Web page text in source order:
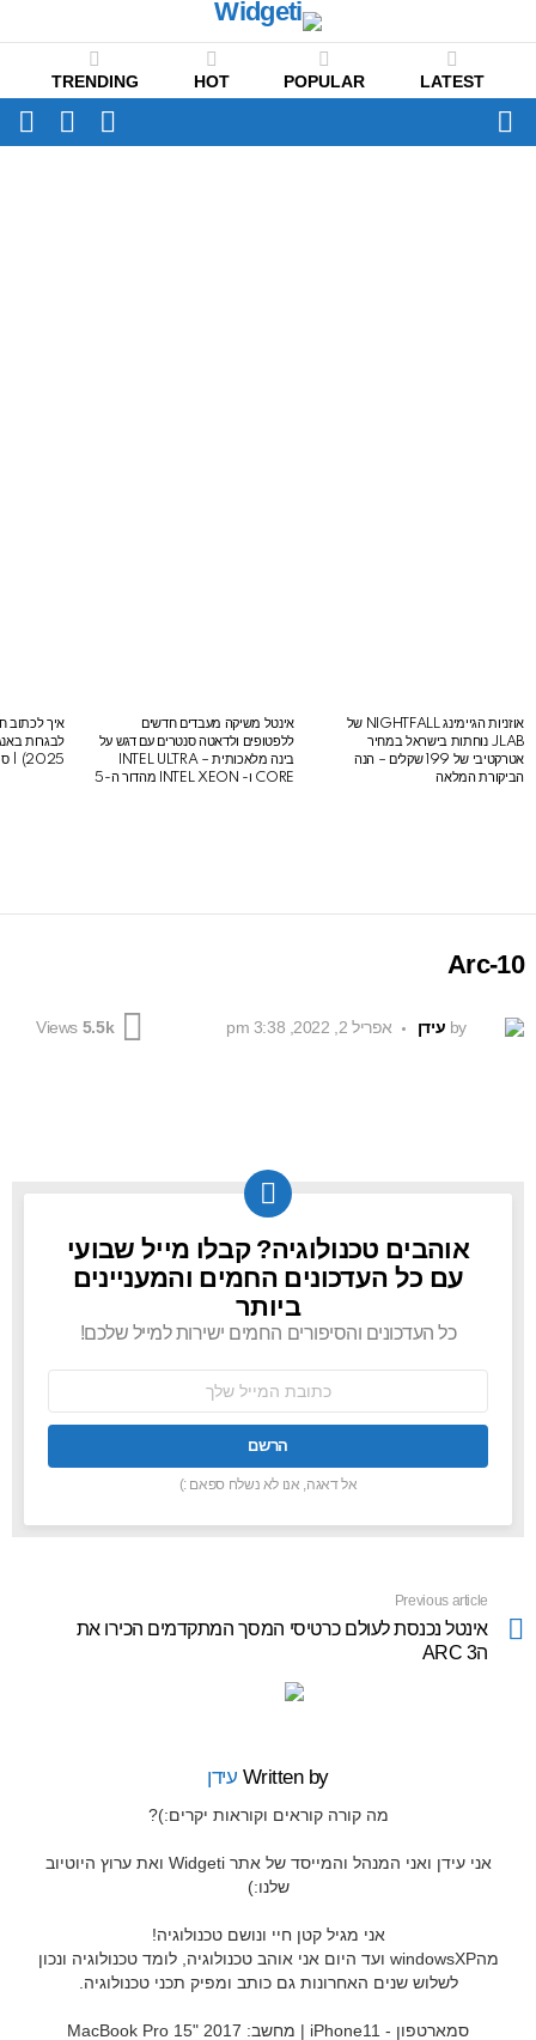
LATEST
POPULAR
HOT
TRENDING
Menu
SWITCH
SKIN
LATEST
STORIES
אוזניות הגיימינג NIGHTFALL של
JLAB נוחתות בישראל במחיר
אטרקטיבי של 199 שקלים – הנה
הביקורת המלאה
אינטל משיקה מעבדים חדשים
ללפטופים ולדאטה סנטרים עם דגש על
בינה מלאכותית – INTEL ULTRA
CORE ו- INTEL XEON מהדור ה-5
איך לכתוב
2025) | סיכום לבגרות באנגלית
Arc-10
by עידן אפריל 2, 2022, 3:38 pm 5.5k
Views
NEWSLETTER
אוהבים טכנולוגיה? קבלו מייל שבועי
עם כל העדכונים החמים והמעניינים
ביותר
כל העדכונים והסיפורים החמים ישירות למייל שלכם!
אל דאגה, אנו לא נשלח ספאם :)
more
Previous article
אינטל נכנסת לעולם כרטיסי המסך המתקדמים הכירו את
הARC 3
Written by עידן
מה קורה קוראים וקוראות יקרים:)?
אני עידן ואני המנהל והמייסד של אתר Widgeti ואת ערוץ היוטיוב
שלנו:)
אני מגיל קטן חיי ונושם טכנולוגיה!
מהwindowsXP ועד היום אני אוהב טכנולוגיה, לומד טכנולוגיה ונכון
לשלוש שנים האחרונות גם כותב ומפיק תכני טכנולוגיה.
סמארטפון - iPhone11 | מחשב: MacBook Pro 15" 2017